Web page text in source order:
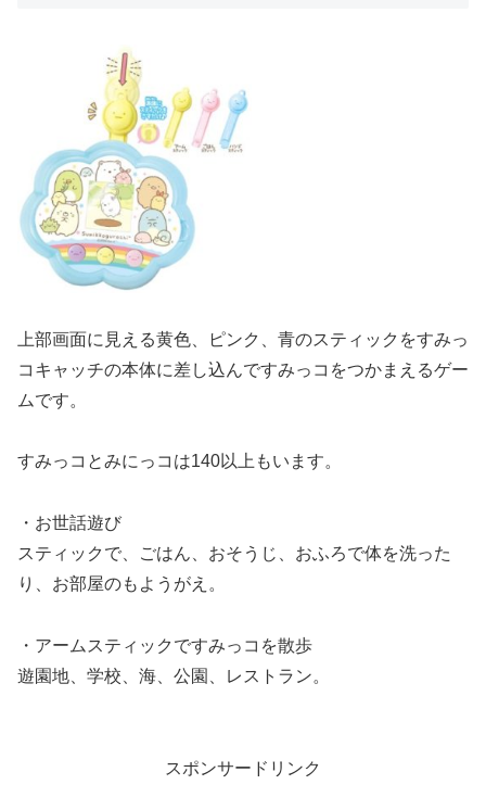
上部画面に見える黄色、ピンク、青のスティックをすみっ
コキャッチの本体に差し込んですみっコをつかまえるゲー
ムです。
すみっコとみにっコは140以上もいます。
・お世話遊び
スティックで、ごはん、おそうじ、おふろで体を洗った
り、お部屋のもようがえ。
・アームスティックですみっコを散歩
遊園地、学校、海、公園、レストラン。
スポンサードリンク